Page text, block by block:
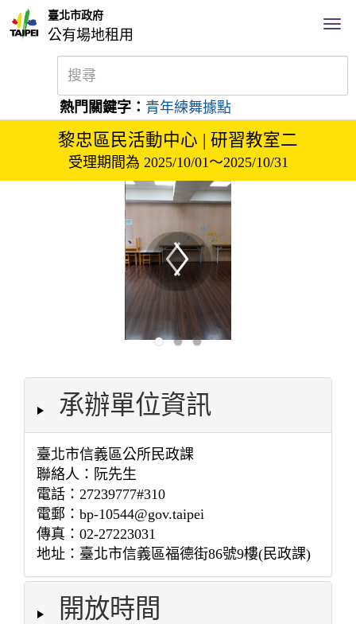
臺北市政府
公有場地租用
熱門關鍵字： 青年練舞據點
黎忠區民活動中心 | 研習教室二
受理期間為 2025/10/01～2025/10/31
承辦單位資訊
臺北市信義區公所民政課
聯絡人：阮先生
電話：27239777#310
電郵：bp-10544@gov.taipei
傳真：02-27223031
地址：臺北市信義區福德街86號9樓(民政課)
開放時間